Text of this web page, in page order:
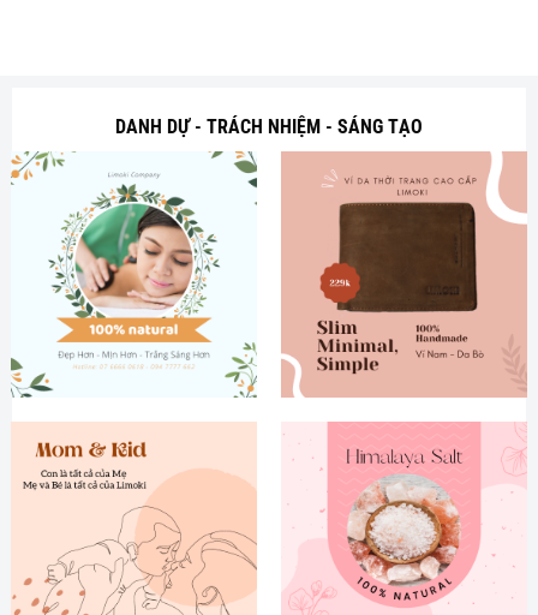
DANH DỰ - TRÁCH NHIỆM - SÁNG TẠO